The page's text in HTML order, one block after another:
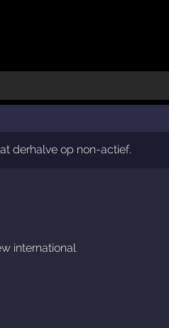
derhalve op non-actief.
international